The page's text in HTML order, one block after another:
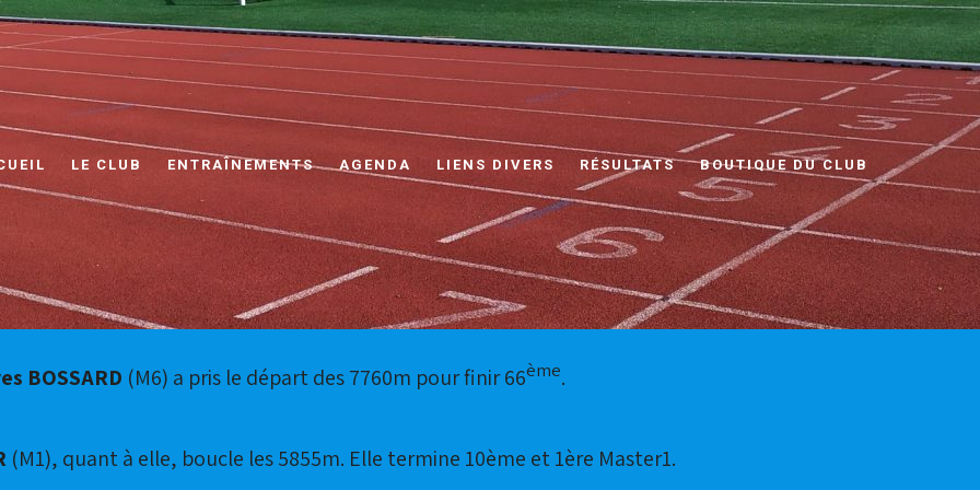
LE CLUB ENTRAÎNEMENTS AGENDA LIENS DIVERS RÉSULTATS BOUTIQUE DU CLUB
BOSSARD (M6) a pris le départ des 7760m pour finir 66ème.
(M1), quant à elle, boucle les 5855m. Elle termine 10ème et 1ère Master1.